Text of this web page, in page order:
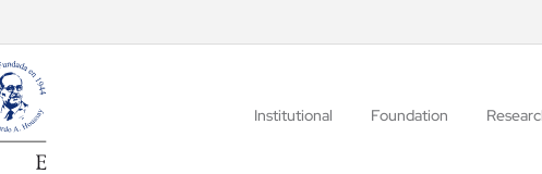
Institutional Foundation